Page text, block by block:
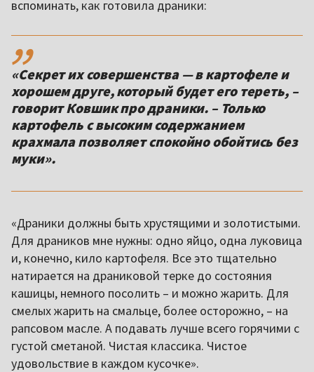
вспоминать, как готовила драники:
,,
«Секрет их совершенства — в картофеле и
хорошем друге, который будет его тереть, –
говорит Ковшик про драники. – Только
картофель с высоким содержанием
крахмала позволяет спокойно обойтись без
муки».
«Драники должны быть хрустящими и золотистыми.
Для драников мне нужны: одно яйцо, одна луковица
и, конечно, кило картофеля. Все это тщательно
натирается на драниковой терке до состояния
кашицы, немного посолить – и можно жарить. Для
смелых жарить на смальце, более осторожно, – на
рапсовом масле. А подавать лучше всего горячими с
густой сметаной. Чистая классика. Чистое
удовольствие в каждом кусочке».